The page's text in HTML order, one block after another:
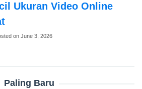
Ukuran Video Online
on June 3, 2026
Paling Baru